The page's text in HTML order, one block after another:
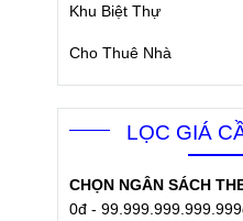
Khu Biệt Thự
Cho Thuê Nhà
LỌC GIÁ
CHỌN NGÂN SÁCH
0đ -